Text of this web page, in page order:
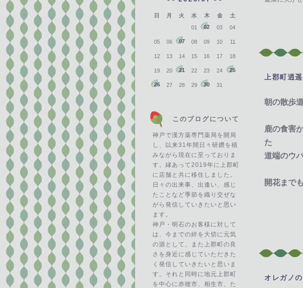
日 月 火 水 木 金
土
01
02 03 04
05 06 07 08 09 10 11
12 13 14 15 16 17 18
19 20 21 22 23 24 25
26 27 28 29 30 31
このブログについて
神戸で漢方薬専門薬局を開局
し、以来31年間日々研鑽を積
みながら現在に至っておりま
す。縁あって2019年に上郡町
に店舗と共に移住しました。
日々の出来事、出逢い、感じ
たことなど季節を織り交ぜな
がら発信していきたいと思い
ます。
神戸・明石のお客様に対して
は、今までの絆を大切に元気
の源として、また上郡町の良
さを身近に感じていただきた
く発信していきたいと思いま
す。それと同時に地元上郡町
を中心に赤穂市、相生市、た
上郡町逍
朝の散歩
鹿の食害
た
道端のウ
開花まで
オレガノ